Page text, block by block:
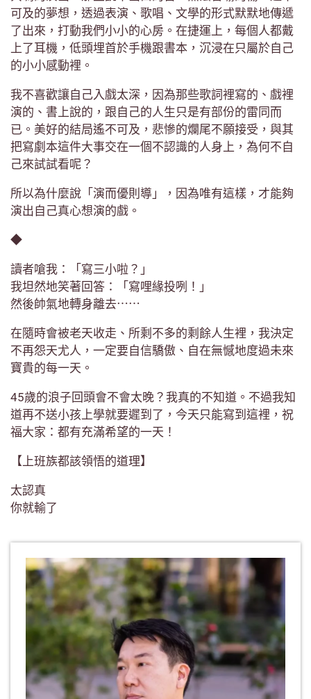
可及的夢想，透過表演、歌唱、文學的形式默默地傳遞
了出來，打動我們小小的心房。在捷運上，每個人都戴
上了耳機，低頭埋首於手機跟書本，沉浸在只屬於自己
的小小感動裡。
我不喜歡讓自己入戲太深，因為那些歌詞裡寫的、戲裡
演的、書上說的，跟自己的人生只是有部份的雷同而
已。美好的結局遙不可及，悲慘的爛尾不願接受，與其
把寫劇本這件大事交在一個不認識的人身上，為何不自
己來試試看呢？
所以為什麼說「演而優則導」，因為唯有這樣，才能夠
演出自己真心想演的戲。
◆
讀者嗆我：「寫三小啦？」
我坦然地笑著回答：「寫哩緣投咧！」
然後帥氣地轉身離去⋯⋯
在隨時會被老天收走、所剩不多的剩餘人生裡，我決定
不再怨天尤人，一定要自信驕傲、自在無憾地度過未來
寶貴的每一天。
45歲的浪子回頭會不會太晚？我真的不知道。不過我知
道再不送小孩上學就要遲到了，今天只能寫到這裡，祝
福大家：都有充滿希望的一天！
【上班族都該領悟的道理】
太認真
你就輸了